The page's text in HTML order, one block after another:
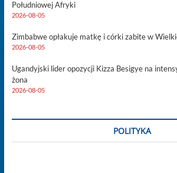
Południowej Afryki
2026-08-05
Zimbabwe opłakuje matkę i córki zabite w
2026-08-05
Ugandyjski lider opozycji Kizza Besigye na
żona
2026-08-05
POLITYKA